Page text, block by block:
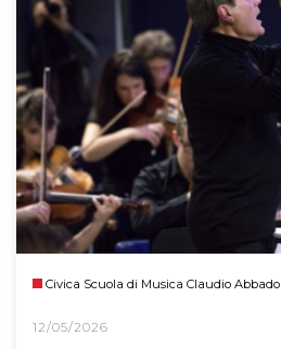
Civica Scuola di Musica Claudio Abbado
12/05/2026